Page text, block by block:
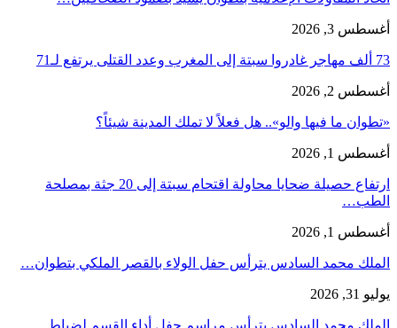
أغسطس 3, 2026
73 ألف مهاجر غادروا سبتة إلى المغرب وعدد القتلى يرتفع لـ71
أغسطس 2, 2026
«تطوان ما فيها والو».. هل فعلاً لا تملك المدينة شيئاً؟
أغسطس 1, 2026
ارتفاع حصيلة ضحايا محاولة اقتحام سبتة إلى 20 جثة بمصلحة
الطب…
أغسطس 1, 2026
الملك محمد السادس يترأس حفل الولاء بالقصر الملكي بتطوان…
يوليو 31, 2026
الملك محمد السادس يترأس مراسم حفل أداء القسم لضباط…